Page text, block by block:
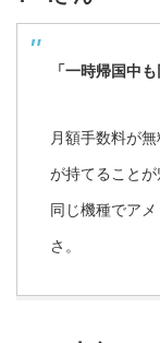
「一時帰国中
月額手数料が
が持てることが
同じ機種でア
さ。